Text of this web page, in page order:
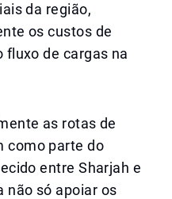
da região,
os custos de
fluxo de cargas na
as rotas de
como parte do
entre Sharjah e
não só apoiar os